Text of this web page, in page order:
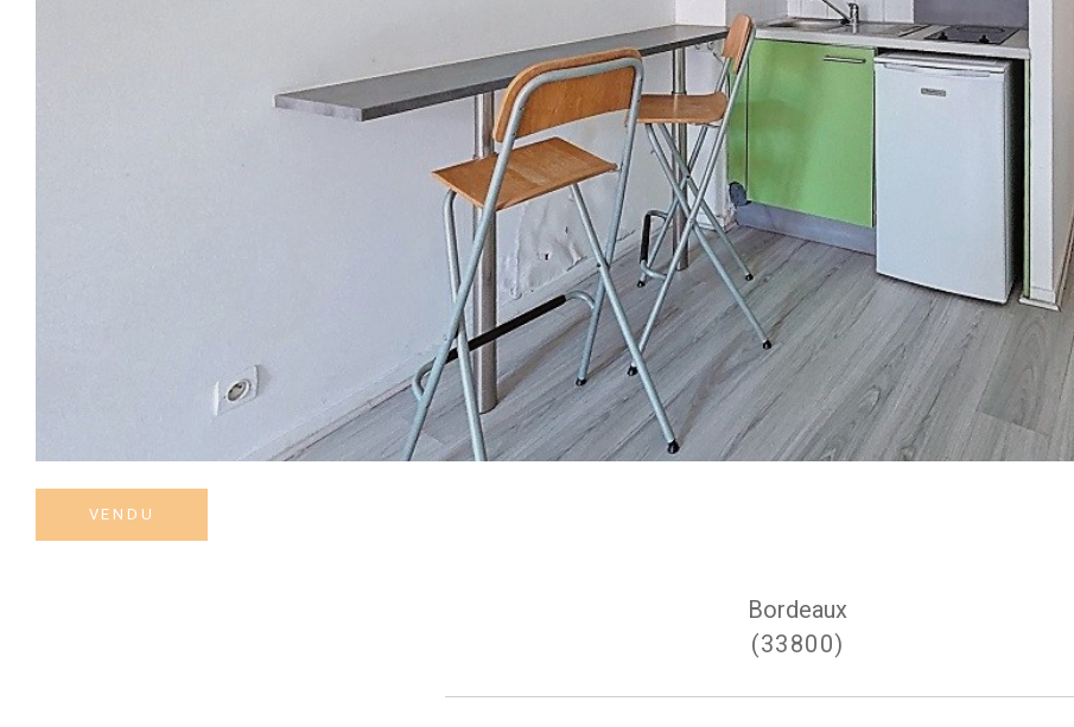
VENDU
Bordeaux
(33800)